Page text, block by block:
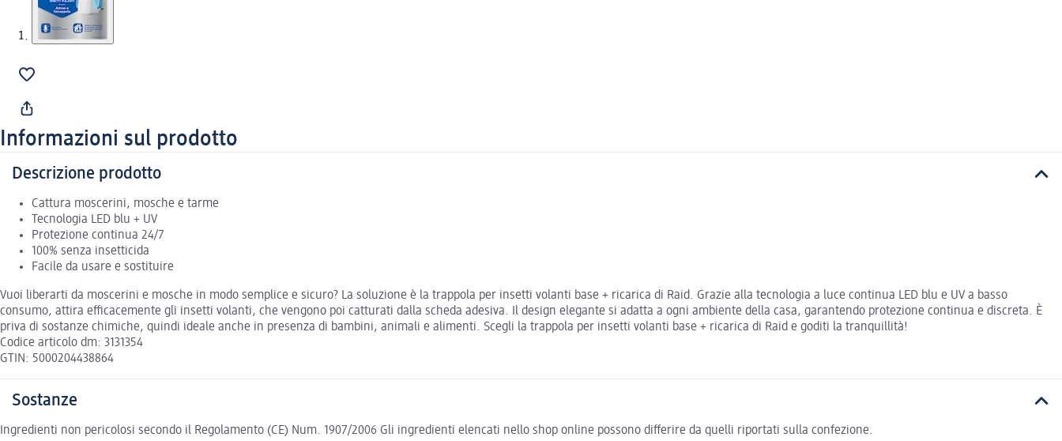
Informazioni sul prodotto
Descrizione prodotto
Cattura moscerini, mosche e tarme
Tecnologia LED blu + UV
Protezione continua 24/7
100% senza insetticida
Facile da usare e sostituire
Vuoi liberarti da moscerini e mosche in modo semplice e sicuro? La soluzione è la trappola per insetti volanti base + ricarica di Raid. Grazie alla tecnologia a luce continua LED blu e UV a basso
consumo, attira efficacemente gli insetti volanti, che vengono poi catturati dalla scheda adesiva. Il design elegante si adatta a ogni ambiente della casa, garantendo protezione continua e discreta. È
priva di sostanze chimiche, quindi ideale anche in presenza di bambini, animali e alimenti. Scegli la trappola per insetti volanti base + ricarica di Raid e goditi la tranquillità!
Codice articolo dm: 3131354
GTIN: 5000204438864
Sostanze
Ingredienti non pericolosi secondo il Regolamento (CE) Num. 1907/2006 Gli ingredienti elencati nello shop online possono differire da quelli riportati sulla confezione.